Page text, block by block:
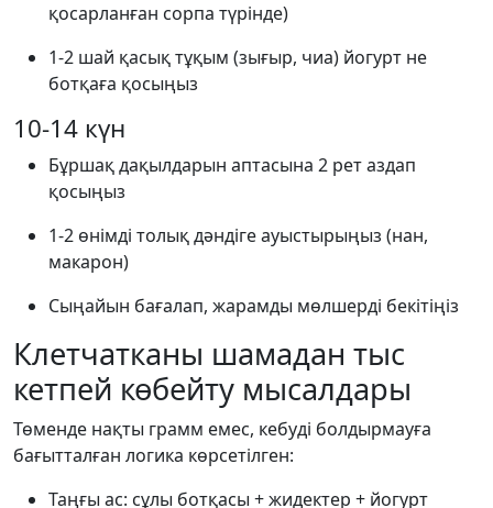
қосарланған сорпа түрінде)
1-2 шай қасық тұқым (зығыр, чиа) йогурт не
ботқаға қосыңыз
10-14 күн
Бұршақ дақылдарын аптасына 2 рет аздап
қосыңыз
1-2 өнімді толық дәндіге ауыстырыңыз (нан,
макарон)
Сыңайын бағалап, жарамды мөлшерді бекітіңіз
Клетчатканы шамадан тыс
кетпей көбейту мысалдары
Төменде нақты грамм емес, кебуді болдырмауға
бағытталған логика көрсетілген:
Таңғы ас: сұлы ботқасы + жидектер + йогурт